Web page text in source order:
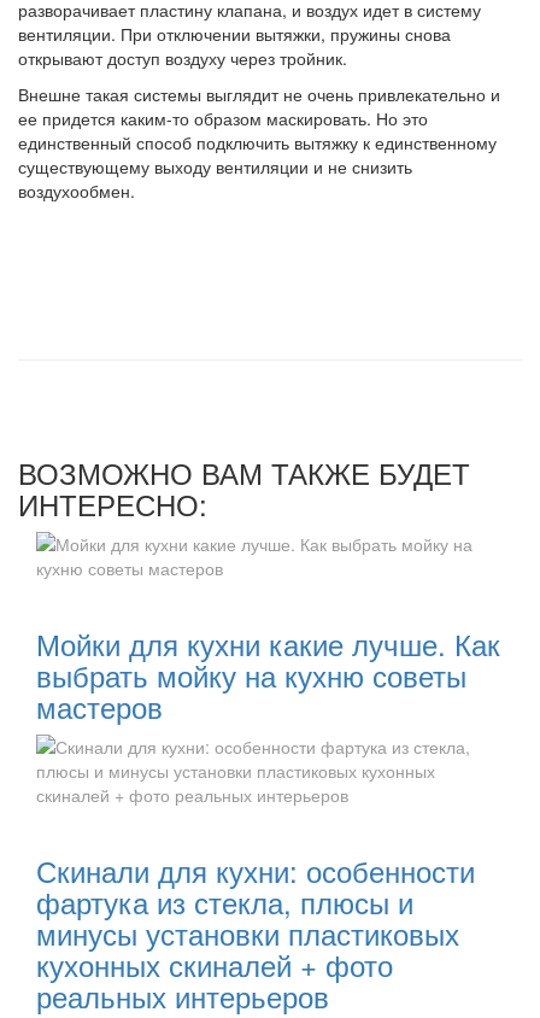
разворачивает пластину клапана, и воздух идет в систему
вентиляции. При отключении вытяжки, пружины снова
открывают доступ воздуху через тройник.
Внешне такая системы выглядит не очень привлекательно и
ее придется каким-то образом маскировать. Но это
единственный способ подключить вытяжку к единственному
существующему выходу вентиляции и не снизить
воздухообмен.
ВОЗМОЖНО ВАМ ТАКЖЕ БУДЕТ
ИНТЕРЕСНО:
Мойки для кухни какие лучше. Как
выбрать мойку на кухню советы
мастеров
Скинали для кухни: особенности
фартука из стекла, плюсы и
минусы установки пластиковых
кухонных скиналей + фото
реальных интерьеров